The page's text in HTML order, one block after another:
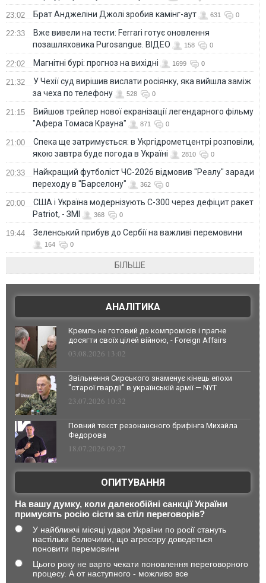
23:02 Брат Анджеліни Джолі зробив камінг-аут 631 0
22:33
Вже вивели на тести: Ferrari готує оновлення
позашляховика Purosangue. ВІДЕО
158 0
22:02 Магнітні бурі: прогноз на вихідні 1699 0
21:32
У Чехії суд вирішив вислати росіянку, яка вийшла заміж
за чеха по телефону
528 0
21:15
Вийшов трейлер нової екранізації легендарного фільму
"Афера Томаса Крауна"
871 0
21:00
Спека ще затримується: в Укргідрометцентрі розповіли,
якою завтра буде погода в Україні
2810 0
20:33
Найкращий футболіст ЧС-2026 відмовив "Реалу" заради
переходу в "Барселону"
362 0
20:00
США і Україна модернізують С-300 через дефіцит ракет
Patriot, - ЗМІ
368 0
19:44 Зеленський прибув до Сербії на важливі перемовини
164 0
БІЛЬШЕ
АНАЛІТИКА
Кремль не готовий до компромісів і прагне
досягти своїх цілей війною, - Foreign Affairs
03.08.2026 13:02
Звільнення Сирського знаменує кінець епохи
"старої гвардії" в українській армії — NYT
23.07.2026 10:32
Повний текст резонансного брифінга Михайла
Федорова
18.07.2026 09:27
ОПИТУВАННЯ
На вашу думку, коли далекобійні санкції України
примусять росію сісти за стіл переговорів?
У найближчі місяці удари України по росії стануть
настільки болючими, що агресору доведеться
поновити перемовини
Цього року не варто чекати поновлення переговорного
процесу. А от наступного - можливо все